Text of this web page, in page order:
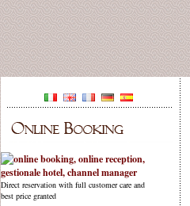
Direct reservation with full customer care and
best price granted